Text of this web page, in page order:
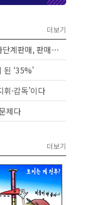
더보기
<사설> ‘규제의 덫’에 갇힌 다단계판매, 판매원 보호 시급하다
‘35%’
·감독’이다
제다
더보기